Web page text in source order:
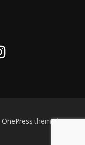
OnePress theme by